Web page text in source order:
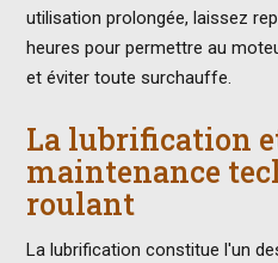
utilisation prolongée, laissez
heures pour permettre au
et éviter toute surchauffe.
La lubrification
maintenance
roulant
La lubrification constitue l'un